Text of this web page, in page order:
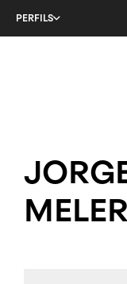
PERFILS